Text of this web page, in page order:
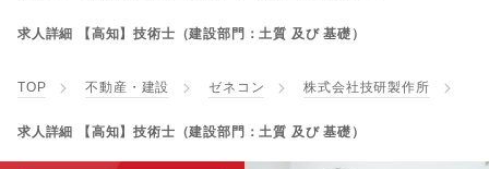
求人詳細 【高知】技術士（建設部門：土質 及び 基礎）
TOP 不動産・建設 ゼネコン 株式会社技研製作所
求人詳細 【高知】技術士（建設部門：土質 及び 基礎）